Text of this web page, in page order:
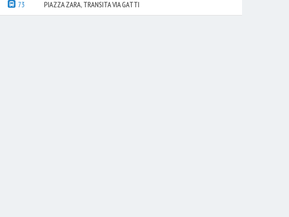
73 PIAZZA ZARA, TRANSITA VIA GATTI